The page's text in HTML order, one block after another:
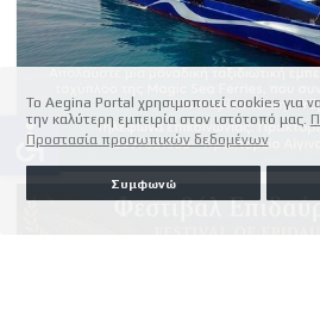
Το Aegina Portal χρησιμοποιεί cookies για
την καλύτερη εμπειρία στον ιστότοπό μας.
Προστασία προσωπικών δεδομένων
Συμφωνώ
accessible